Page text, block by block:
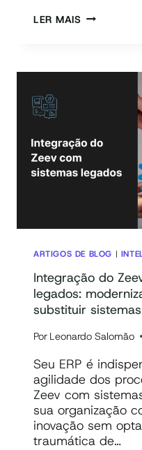
LER MAISPROMPTS
OTIMIZAR
O
TRABALHO
GESTORES
ARTIGOS DE BLOG |
Integração do
legados:
substituir sistemas
Por Leonardo Salomão
Seu ERP é
agilidade dos
Zeev com
sua organização
inovação sem
traumática de…